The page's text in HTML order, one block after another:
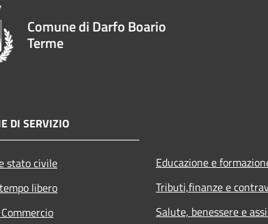
Comune di Darfo Boario
Terme
DI SERVIZIO
stato civile
libero
Educazione e
Tributi,finanze e
Salute, benessere e